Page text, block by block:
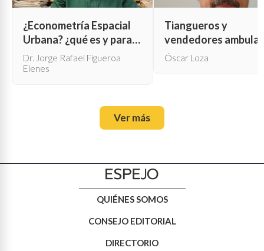
¿Econometría Espacial
Urbana? ¿qué es y para
qué sirve?
Dr. Jorge Rafael Figueroa
Elenes
Tiangueros y
vendedores
Óscar Loza
Ver más
QUIÉNES SOMOS
CONSEJO EDITORIAL
DIRECTORIO